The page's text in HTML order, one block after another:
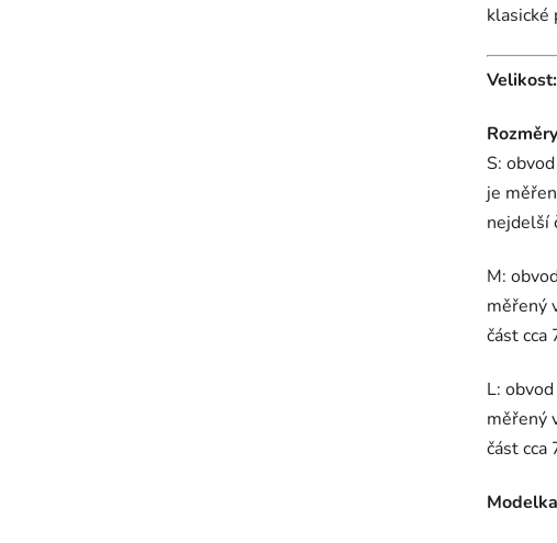
klasické
Velikost:
S:
je
nejdelší
M:
měřený
část cca
L:
měřený
část cca